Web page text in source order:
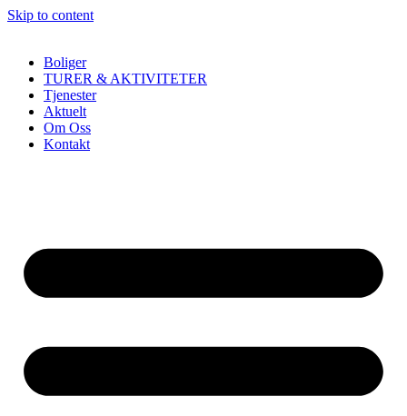
Skip to content
Boliger
TURER & AKTIVITETER
Tjenester
Aktuelt
Om Oss
Kontakt